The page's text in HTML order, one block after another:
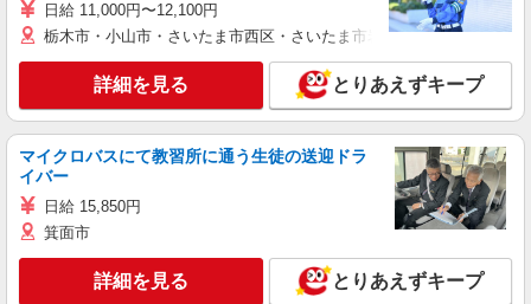
日給 11,000円〜12,100円
栃木市・小山市・さいたま市西区・さいたま市岩槻区・久喜市・蓮田
詳細を見る とりあえずキープ
マイクロバスにて教習所に通う生徒の送迎ドラ
イバー
日給 15,850円
箕面市
詳細を見る とりあえずキープ